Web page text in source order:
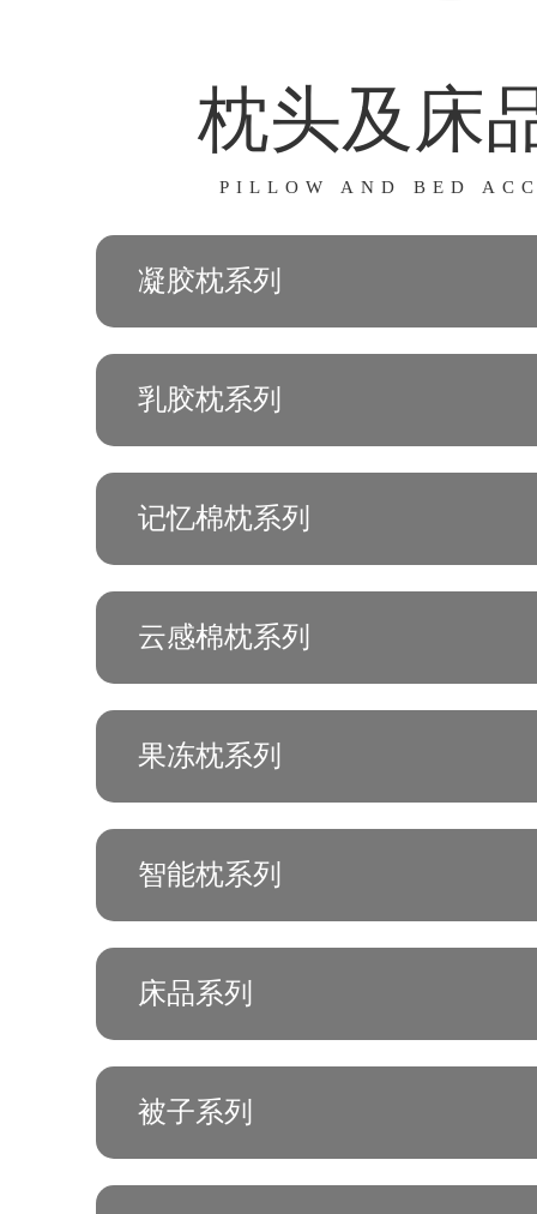
枕头及床
PILLOW AND BED
凝胶枕系列
乳胶枕系列
记忆棉枕系列
云感棉枕系列
果冻枕系列
智能枕系列
床品系列
被子系列